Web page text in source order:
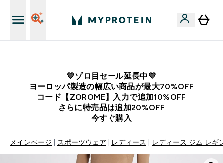
💙ゾロ目セール延長中💙
ヨーロッパ製造の幅広い商品が最大70%OFF
コード【ZOROME】入力で追加10%OFF
さらに特売品は追加20%OFF
今すぐ購入
メインページ スポーツウェア レディース レディース ジム レギ